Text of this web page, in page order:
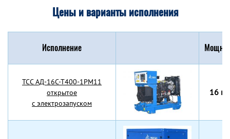
Цены и варианты исполнения
Исполнение
TCC АД-16С-Т400-1РМ11
открытое
с электрозапуском
16